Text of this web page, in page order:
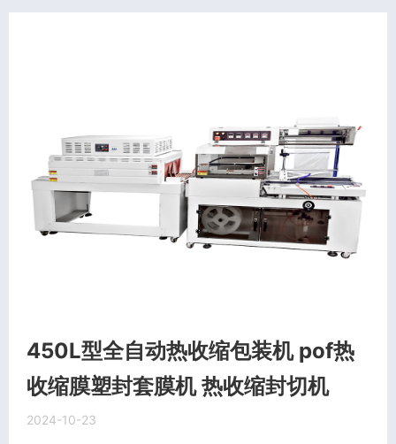
450L型全自动热收缩包装机 pof热
收缩膜塑封套膜机 热收缩封切机
2024-10-23